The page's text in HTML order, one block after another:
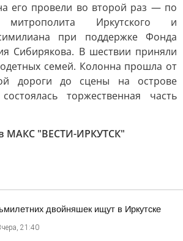
его провели во второй раз — по
митрополита Иркутского и
при поддержке Фонда
Сибирякова. В шествии приняли
семей. Колонна прошла от
дороги до сцены на острове
торжественная часть
МАКС "ВЕСТИ-ИРКУТСК"
двойняшек ищут в Иркутске
21:40